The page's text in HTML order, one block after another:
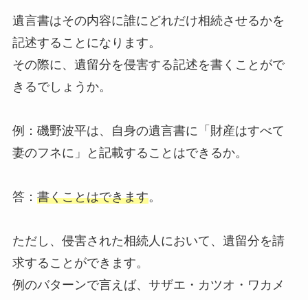
遺言書はその内容に誰にどれだけ相続させるかを
記述することになります。
その際に、遺留分を侵害する記述を書くことがで
きるでしょうか。
例：磯野波平は、自身の遺言書に「財産はすべて
妻のフネに」と記載することはできるか。
答： 書くことはできます。
ただし、侵害された相続人において、遺留分を請
求することができます。
例のバターンで言えば、サザエ・カツオ・ワカメ